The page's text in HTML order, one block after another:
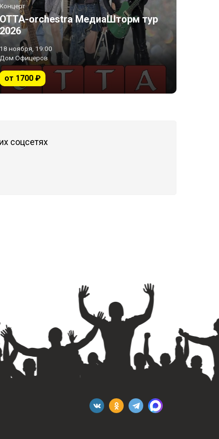
Концерт
ОТТА-orchestra МедиаШторм тур
2026
18 ноября, 19:00
Дом Офицеров
от 1700 ₽
соцсетях